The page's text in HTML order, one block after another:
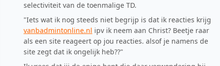
selectiviteit van de toenmalige TD.
"Iets wat ik nog steeds niet begrijp is dat ik reacties krijg
vanbadmintonline.nl ipv ik neem aan Christ? Beetje raar
als een site reageert op jou reacties. alsof je namens de
site zegt dat ik ongelijk heb??"